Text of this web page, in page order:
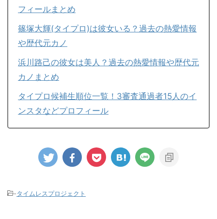
フィールまとめ
篠塚大輝(タイプロ)は彼女いる？過去の熱愛情報
や歴代元カノ
浜川路己の彼女は美人？過去の熱愛情報や歴代元
カノまとめ
タイプロ候補生順位一覧！3審査通過者15人のイ
ンスタなどプロフィール
-タイムレスプロジェクト